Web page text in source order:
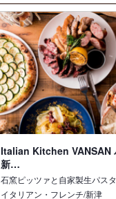
Italian Kitchen VANSAN
新…
石窯ピッツァと自家製生パスタ
イタリアン・フレンチ/新津